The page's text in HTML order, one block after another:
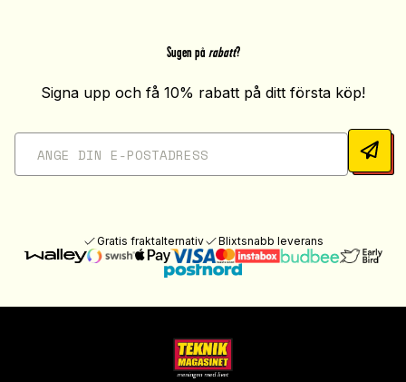
Sugen på rabatt?
Signa upp och få 10% rabatt på ditt första köp!
Gratis fraktalternativ Blixtsnabb leverans